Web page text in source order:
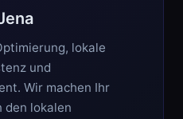
lokale
und
Wir machen Ihr
den lokalen